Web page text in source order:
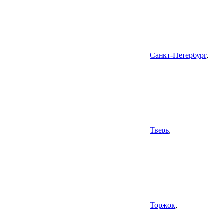
Санкт-Петербург,
Тверь,
Торжок,